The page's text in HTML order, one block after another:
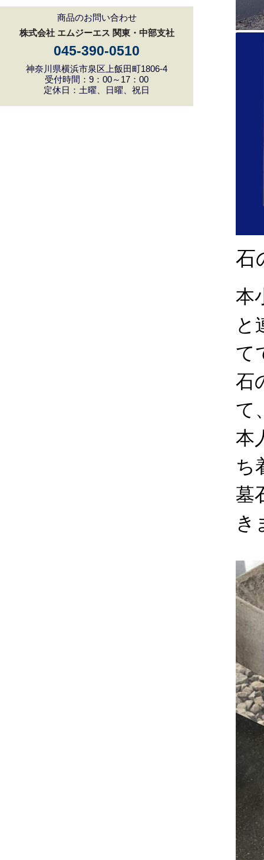
商品のお問い合わせ
株式会社 エムジーエス 関東・中部支社
045-390-0510
神奈川県横浜市泉区上飯田町1806-4
受付時間：9：00～17：00
定休日：土曜、日曜、祝日
石
本
と
て
石
て
本
ち
墓
き